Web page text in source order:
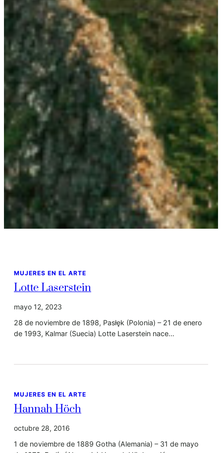
MUJERES EN EL ARTE
Lotte Laserstein
mayo 12, 2023
28 de noviembre de 1898, Pasłęk (Polonia) – 21 de enero
de 1993, Kalmar (Suecia) Lotte Laserstein nace…
MUJERES EN EL ARTE
Hannah Höch
octubre 28, 2016
1 de noviembre de 1889 Gotha (Alemania) – 31 de mayo